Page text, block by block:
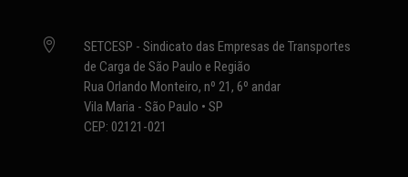

SETCESP - Sindicato das Empresas de Transportes
de Carga de São Paulo e Região
Rua Orlando Monteiro, nº 21, 6º andar
Vila Maria - São Paulo • SP
CEP: 02121-021